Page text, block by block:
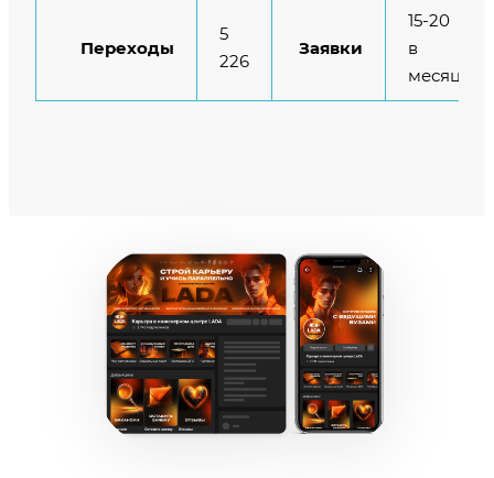
Переходы
5
226
Заявки
15-20
в
месяц